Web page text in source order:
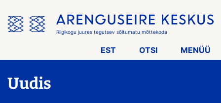
menüü
vahele
Riigikogu juures tegutsev sõltumatu mõttekoda
EST OTSI MENÜÜ
Uudis